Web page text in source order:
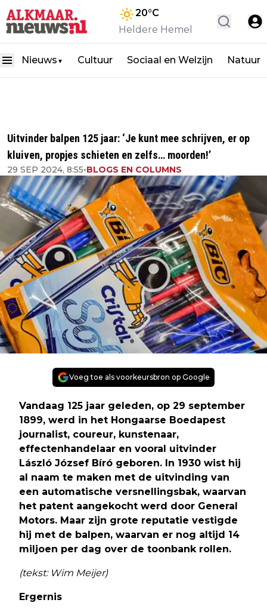
20°C
Heldere Hemel
Nieuws ▼ Cultuur Sociaal en Welzijn Natuur
Uitvinder balpen 125 jaar: ‘Je kunt mee schrijven, er op
kluiven, propjes schieten en zelfs… moorden!’
29 SEP 2024, 8:55•BLOGS EN COLUMNS
Voeg toe als voorkeursbron op Google
Vandaag 125 jaar geleden, op 29 september
1899, werd in het Hongaarse Boedapest
journalist, coureur, kunstenaar,
effectenhandelaar en vooral uitvinder
László József Bíró geboren. In 1930 wist hij
al naam te maken met de uitvinding van
een automatische versnellingsbak, waarvan
het patent aangekocht werd door General
Motors. Maar zijn grote reputatie vestigde
hij met de balpen, waarvan er nog altijd 14
miljoen per dag over de toonbank rollen.
(tekst: Wim Meijer)
Ergernis